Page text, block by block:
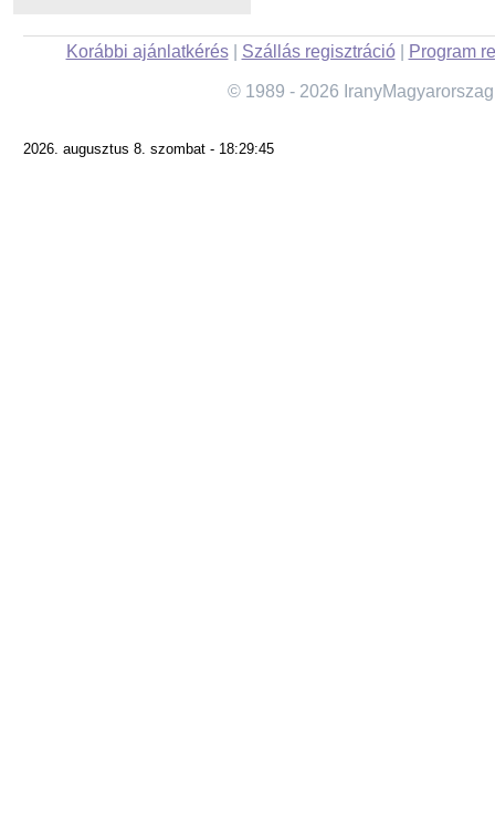
Korábbi ajánlatkérés| Szállás regisztráció| Program
© 1989 - 2026
2026. augusztus 8. szombat - 18:29:45